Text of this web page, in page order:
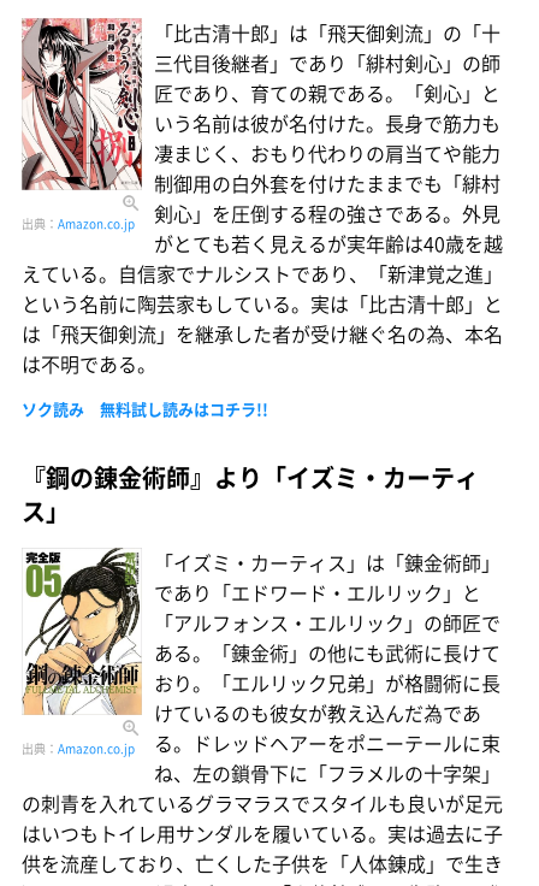
出典： Amazon.co.jp
「比古清十郎」は「飛天御剣流」の「十
三代目後継者」であり「緋村剣心」の師
匠であり、育ての親である。「剣心」と
いう名前は彼が名付けた。長身で筋力も
凄まじく、おもり代わりの肩当てや能力
制御用の白外套を付けたままでも「緋村
剣心」を圧倒する程の強さである。外見
がとても若く見えるが実年齢は40歳を越
えている。自信家でナルシストであり、「新津覚之進」
という名前に陶芸家もしている。実は「比古清十郎」と
は「飛天御剣流」を継承した者が受け継ぐ名の為、本名
は不明である。
ソク読み 無料試し読みはコチラ!!
『鋼の錬金術師』より「イズミ・カーティ
ス」
出典： Amazon.co.jp
「イズミ・カーティス」は「錬金術師」
であり「エドワード・エルリック」と
「アルフォンス・エルリック」の師匠で
ある。「錬金術」の他にも武術に長けて
おり。「エルリック兄弟」が格闘術に長
けているのも彼女が教え込んだ為であ
る。ドレッドヘアーをポニーテールに束
ね、左の鎖骨下に「フラメルの十字架」
の刺青を入れているグラマラスでスタイルも良いが足元
はいつもトイレ用サンダルを履いている。実は過去に子
供を流産しており、亡くした子供を「人体錬成」で生き